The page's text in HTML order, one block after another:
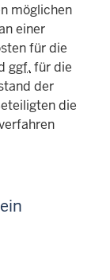
möglichen
einer
für die
ggf. für die
der
die